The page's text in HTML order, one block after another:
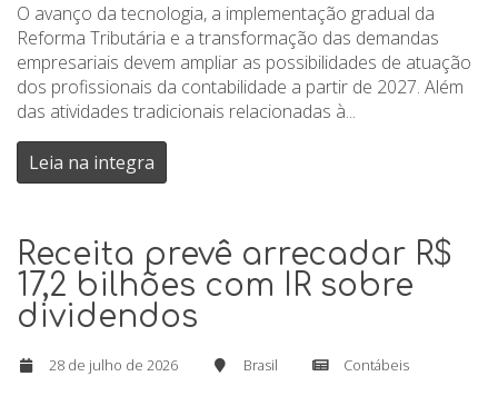
O avanço da tecnologia, a implementação gradual da
Reforma Tributária e a transformação das demandas
empresariais devem ampliar as possibilidades de atuação
dos profissionais da contabilidade a partir de 2027. Além
das atividades tradicionais relacionadas à...
Leia na integra
Receita prevê arrecadar R$
17,2 bilhões com IR sobre
dividendos
28 de julho de 2026 Brasil Contábeis